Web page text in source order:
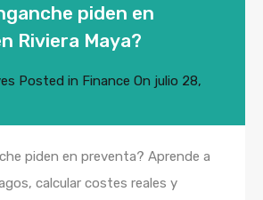
piden en
Riviera Maya?
Posted in Finance On julio 28,
piden en preventa? Aprende a
calcular costes reales y